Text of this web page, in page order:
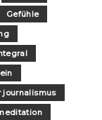
Gefühle
journalismus